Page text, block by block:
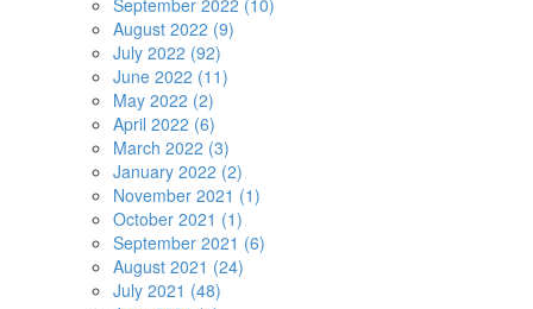
September 2022 (10)
August 2022 (9)
July 2022 (92)
June 2022 (11)
May 2022 (2)
April 2022 (6)
March 2022 (3)
January 2022 (2)
November 2021 (1)
October 2021 (1)
September 2021 (6)
August 2021 (24)
July 2021 (48)